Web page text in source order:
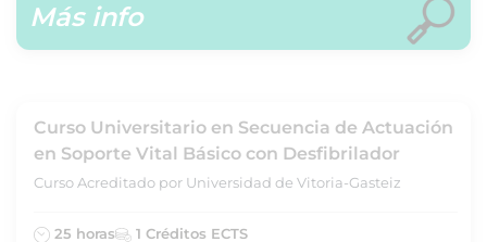
Más info
Curso Universitario en Secuencia de Actuación
en Soporte Vital Básico con Desfibrilador
Curso Acreditado por Universidad de Vitoria-Gasteiz
25 horas 1 Créditos ECTS